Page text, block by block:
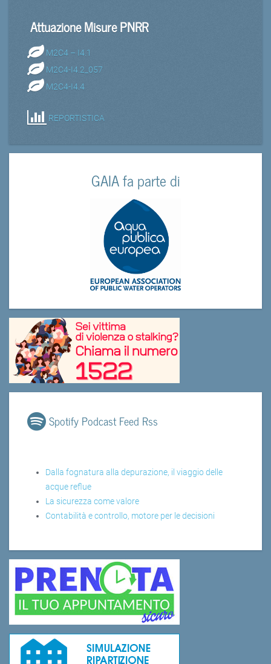
Attuazione Misure PNRR
M2C4 – I4.1
M2C4-I4.2_057
M2C4-I4.4
REPORTISTICA
GAIA fa parte di
Spotify Podcast Feed Rss
Dalla fognatura alla depurazione, il viaggio delle
acque reflue
La sicurezza come valore
Contabilità e controllo, motore per le decisioni